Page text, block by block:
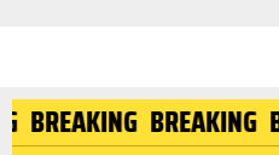
BREAKING BREAKING